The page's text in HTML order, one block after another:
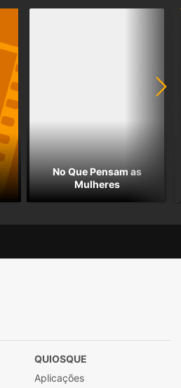
No Que Pensam as
Mulheres
QUIOSQUE
Aplicações